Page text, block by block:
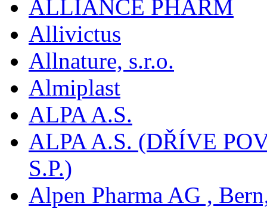
ALLIANCE PHARM
Allivictus
Allnature, s.r.o.
Almiplast
ALPA A.S.
ALPA A.S. (DŘÍVE
S.P.)
Alpen Pharma AG ,